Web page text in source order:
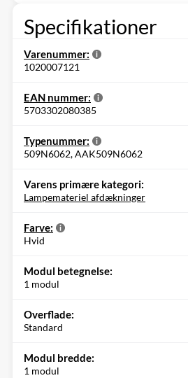
Specifikationer
Varenummer:
1020007121
EAN nummer:
5703302080385
Typenummer:
509N6062, AAK509N6062
Varens primære kategori:
Lampemateriel afdækninger
Farve:
Hvid
Modul betegnelse:
1 modul
Overflade:
Standard
Modul bredde:
1 modul